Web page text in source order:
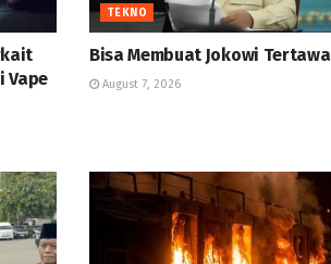
Vape
TEKNO
Bisa Membuat Jokowi Tertawa
August 7, 2026